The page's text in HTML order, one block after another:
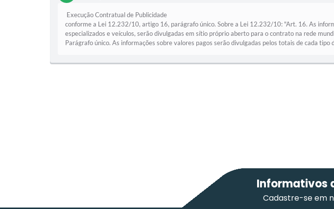
Execução Contratual de Publicidade Torna
conforme a Lei 12.232/10, artigo 16, parágrafo único. Sobre a Lei 12.232/10: "Art. 16. As
especializados e veículos, serão divulgadas em sítio próprio aberto para o contrato na rede
Parágrafo único. As informações sobre valores pagos serão divulgadas pelos totais de cada tipo
Informativos
Cadastre-se em